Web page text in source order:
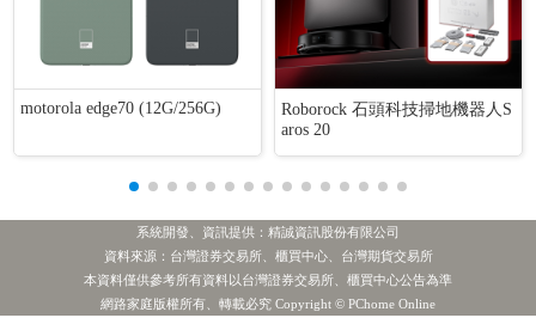
motorola edge70 (12G/256G)
Roborock 石頭科技掃地機器人S
aros 20
系統開發、資訊提供：精誠資訊股份有限公司
資料來源：台灣證券交易所、櫃買中心、台灣期貨交易所
本資料僅供參考所有資料以台灣證券交易所、櫃買中心公告為準
網路家庭版權所有、轉載必究 Copyright © PChome Online